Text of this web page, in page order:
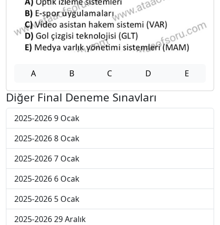
A B C D E
Diğer Final Deneme Sınavları
2025-2026 9 Ocak
2025-2026 8 Ocak
2025-2026 7 Ocak
2025-2026 6 Ocak
2025-2026 5 Ocak
2025-2026 29 Aralık